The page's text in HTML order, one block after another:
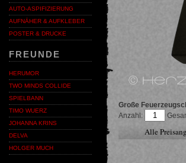
AUTO-ASPIFIZIERUNG
AUFNÄHER & AUFKLEBER
POSTER & DRUCKE
FREUNDE
HERUMOR
TWO MINDS COLLIDE
SPIELBANN
TIMO WUERZ
JOHANNA KRINS
DELVA
HOLGER MUCH
Große
Anzahl:
Alle